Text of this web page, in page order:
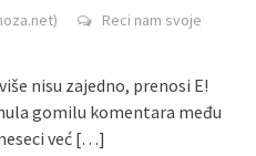
Reci nam svoje
nisu zajedno, prenosi E!
gomilu komentara među
već […]